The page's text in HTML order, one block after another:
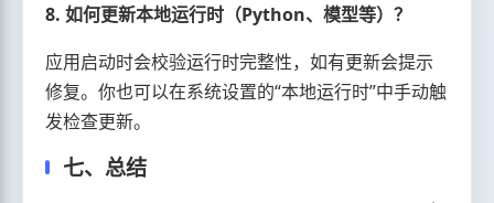
8. 如何更新本地运行时（Python、模型等）？
应用启动时会校验运行时完整性，如有更新会提示
修复。你也可以在系统设置的“本地运行时”中手动触
发检查更新。
七、总结